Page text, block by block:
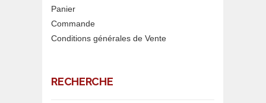
Panier
Commande
Conditions générales de Vente
RECHERCHE